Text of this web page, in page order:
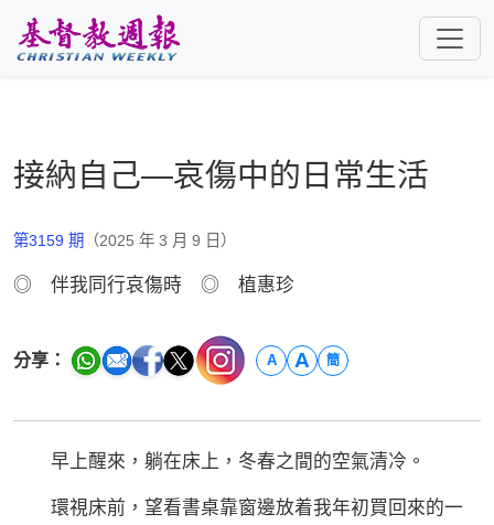
接納自己—哀傷中的日常生活
第3159 期 （2025 年 3 月 9 日）
◎ 伴我同行哀傷時 ◎ 植惠珍
分享： A A 簡
早上醒來，躺在床上，冬春之間的空氣清冷。
環視床前，望看書桌靠窗邊放着我年初買回來的一